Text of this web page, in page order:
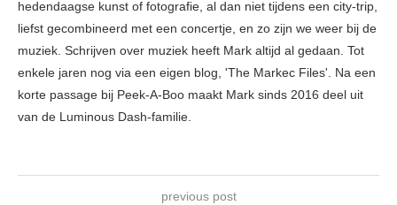
hedendaagse kunst of fotografie, al dan niet tijdens een city-trip,
liefst gecombineerd met een concertje, en zo zijn we weer bij de
muziek. Schrijven over muziek heeft Mark altijd al gedaan. Tot
enkele jaren nog via een eigen blog, 'The Markec Files'. Na een
korte passage bij Peek-A-Boo maakt Mark sinds 2016 deel uit
van de Luminous Dash-familie.
previous post